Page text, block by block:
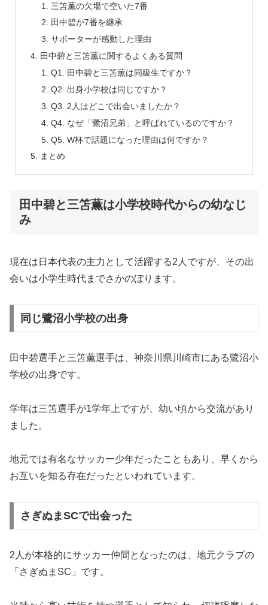
三笘薫の欠場で空いた7番
田中碧が7番を継承
サポーターが感動した理由
田中碧と三笘薫に関するよくある質問
Q1. 田中碧と三笘薫は同級生ですか？
Q2. 出身小学校は同じですか？
Q3. 2人はどこで出会いましたか？
Q4. なぜ「鷺沼兄弟」と呼ばれているのですか？
Q5. W杯で話題になった理由は何ですか？
まとめ
田中碧と三笘薫は小学校時代からの幼なじ
み
現在は日本代表の主力として活躍する2人ですが、その出
会いは小学生時代までさかのぼります。
同じ鷺沼小学校の出身
田中碧選手と三笘薫選手は、神奈川県川崎市にある鷺沼小
学校の出身です。
学年は三笘選手が1学年上ですが、幼い頃から交流があり
ました。
地元では有名なサッカー少年だったこともあり、早くから
お互いを知る存在だったといわれています。
さぎぬまSCで出会った
2人が本格的にサッカー仲間となったのは、地元クラブの
「さぎぬまSC」です。